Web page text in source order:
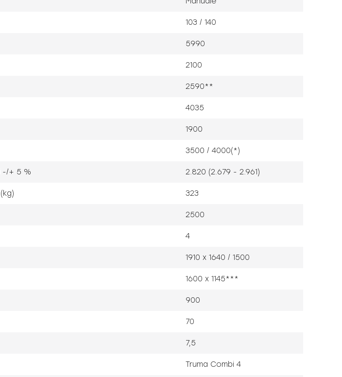
103 / 140
5990
2100
2590**
4035
1900
3500 / 4000(*)
-/+ 5 % 2.820 (2.679 - 2.961)
323
2500
4
1910 x 1640 / 1500
1600 x 1145***
900
70
7,5
Truma Combi 4